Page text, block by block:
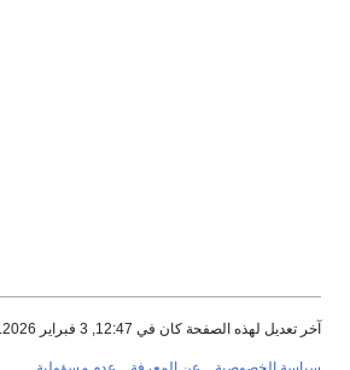
آخر تعديل لهذه الصفحة كان في 12:47, 3 فبراير 2026.